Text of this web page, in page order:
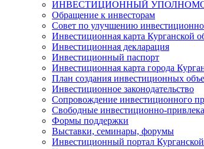
ИНВЕСТИЦИОННЫЙ
Обращение к инвесторам
Совет по улучшению
Инвестиционная карта Курганской
Инвестиционная декларация
Инвестиционный паспорт
Инвестиционная карта города
План создания инвестиционных
Инвестиционное законодательство
Сопровождение инвестиционного
Свободные инвестиционно-
Формы поддержки
Выставки, семинары, форумы
Инвестиционный портал Курганской